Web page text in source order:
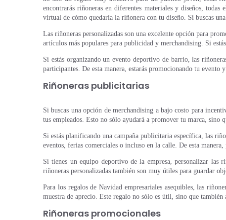
encontrarás riñoneras en diferentes materiales y diseños,
virtual de cómo quedaría la riñonera con tu diseño. Si buscas
Las riñoneras personalizadas son una excelente opción para
artículos más populares para publicidad y merchandising. Si
Si estás organizando un evento deportivo de barrio, las
participantes. De esta manera, estarás promocionando tu
Riñoneras publicitarias
Si buscas una opción de merchandising a bajo costo para
tus empleados. Esto no sólo ayudará a promover tu marca, sino
Si estás planificando una campaña publicitaria específica, las
eventos, ferias comerciales o incluso en la calle. De esta
Si tienes un equipo deportivo de la empresa, personalizar las
riñoneras personalizadas también son muy útiles para guardar
Para los regalos de Navidad empresariales asequibles, las
muestra de aprecio. Este regalo no sólo es útil, sino que
Riñoneras promocionales